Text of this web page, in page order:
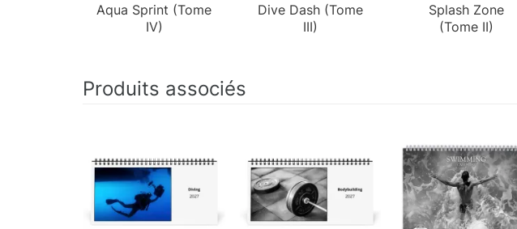
Aqua Sprint (Tome
IV)
Dive Dash (Tome
III)
Splash Zone
(Tome II)
Produits associés